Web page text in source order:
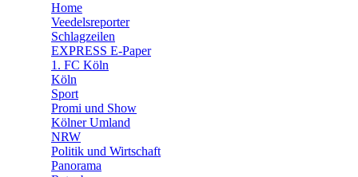
🛒 Shoppingwelt
Home
Veedelsreporter
Schlagzeilen
EXPRESS E-Paper
1. FC Köln
Köln
Sport
Promi und Show
Kölner Umland
NRW
Politik und Wirtschaft
Panorama